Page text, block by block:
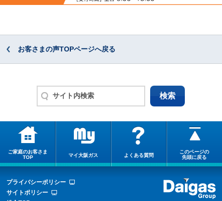
お客さまの声TOPページへ戻る
ご家庭のお客さま
TOP
マイ大阪ガス よくある質問
このページの
先頭に戻る
プライバシーポリシー
サイトポリシー